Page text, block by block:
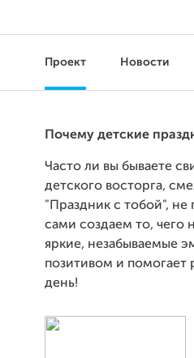
Проект Новости
Почему детские
Часто ли вы бываете
детского восторга,
"Праздник с тобой",
сами создаем то, чего
яркие, незабываемые
позитивом и помогает
день!